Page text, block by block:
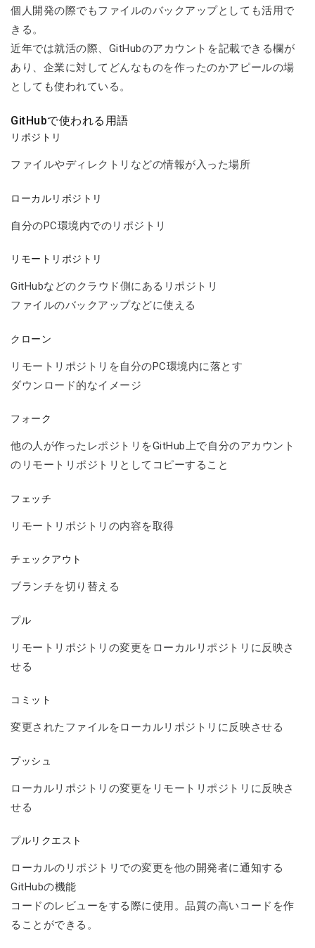
個人開発の際でもファイルのバックアップとしても活用で
きる。
近年では就活の際、GitHubのアカウントを記載できる欄が
あり、企業に対してどんなものを作ったのかアピールの場
としても使われている。
GitHubで使われる用語
リポジトリ
ファイルやディレクトリなどの情報が入った場所
ローカルリポジトリ
自分のPC環境内でのリポジトリ
リモートリポジトリ
GitHubなどのクラウド側にあるリポジトリ
ファイルのバックアップなどに使える
クローン
リモートリポジトリを自分のPC環境内に落とす
ダウンロード的なイメージ
フォーク
他の人が作ったレポジトリをGitHub上で自分のアカウント
のリモートリポジトリとしてコピーすること
フェッチ
リモートリポジトリの内容を取得
チェックアウト
ブランチを切り替える
プル
リモートリポジトリの変更をローカルリポジトリに反映さ
せる
コミット
変更されたファイルをローカルリポジトリに反映させる
プッシュ
ローカルリポジトリの変更をリモートリポジトリに反映さ
せる
プルリクエスト
ローカルのリポジトリでの変更を他の開発者に通知する
GitHubの機能
コードのレビューをする際に使用。品質の高いコードを作
ることができる。